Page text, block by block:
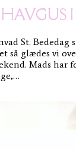
St. Bededag
så glædes vi
Mads har